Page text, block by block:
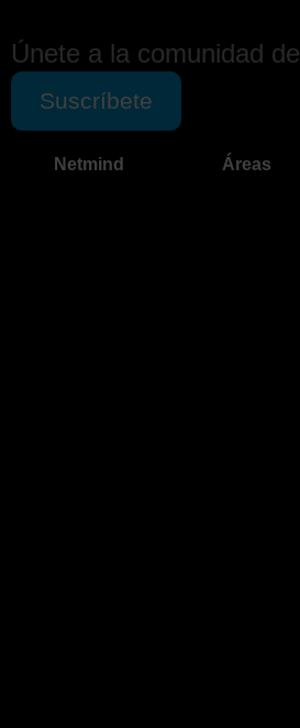
Únete a la comunidad de
Suscríbete
Netmind Áreas